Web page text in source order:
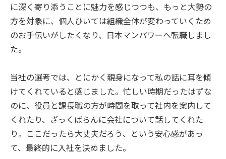
に深く寄り添うことに魅力を感じつつも、もっと大勢の
方を対象に、個人ひいては組織全体が変わっていくため
のお手伝いがしたくなり、日本マンパワーへ転職しまし
た。
当社の選考では、とにかく親身になって私の話に耳を傾
けてくれていると感じました。忙しい時期だったはずな
のに、役員と課長職の方が時間を取って社内を案内して
くれたり、ざっくばらんに会社について話してくれた
り。ここだったら大丈夫だろう、という安心感があっ
て、最終的に入社を決めました。